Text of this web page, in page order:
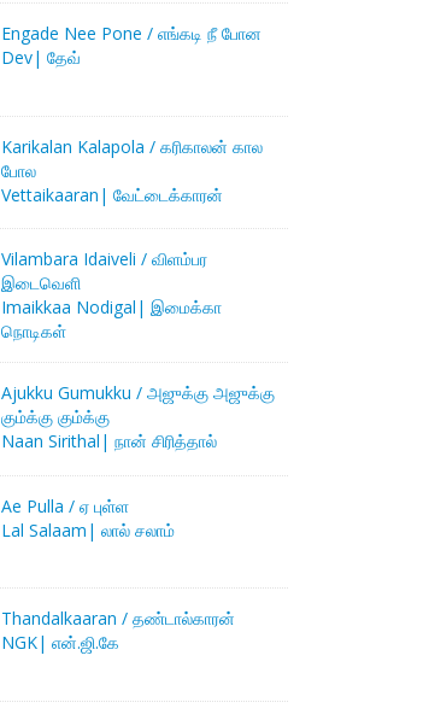
Engade Nee Pone / எங்கடி நீ போன
Dev| தேவ்
Karikalan Kalapola / கரிகாலன் கால
போல
Vettaikaaran| வேட்டைக்காரன்
Vilambara Idaiveli / விளம்பர
இடைவெளி
Imaikkaa Nodigal| இமைக்கா
நொடிகள்
Ajukku Gumukku / அஜுக்கு அஜுக்கு
கும்க்கு கும்க்கு
Naan Sirithal| நான் சிரித்தால்
Ae Pulla / ஏ புள்ள
Lal Salaam| லால் சலாம்
Thandalkaaran / தண்டால்காரன்
NGK| என்.ஜி.கே